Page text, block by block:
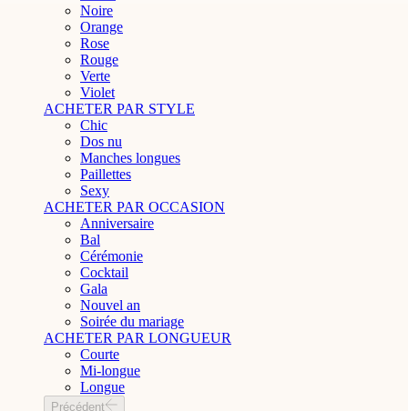
Noire
Orange
Rose
Rouge
Verte
Violet
ACHETER PAR STYLE
Chic
Dos nu
Manches longues
Paillettes
Sexy
ACHETER PAR OCCASION
Anniversaire
Bal
Cérémonie
Cocktail
Gala
Nouvel an
Soirée du mariage
ACHETER PAR LONGUEUR
Courte
Mi-longue
Longue
Précédent